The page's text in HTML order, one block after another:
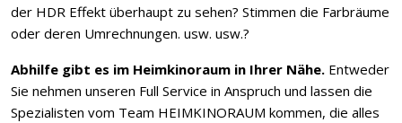
der HDR Effekt überhaupt zu sehen? Stimmen die Farbräume
oder deren Umrechnungen. usw. usw.?
Abhilfe gibt es im Heimkinoraum in Ihrer Nähe. Entweder
Sie nehmen unseren Full Service in Anspruch und lassen die
Spezialisten vom Team HEIMKINORAUM kommen, die alles